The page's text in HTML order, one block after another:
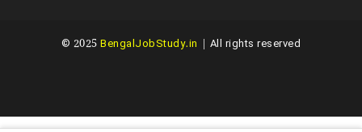
© 2025BengalJobStudy.in | All rights reserved